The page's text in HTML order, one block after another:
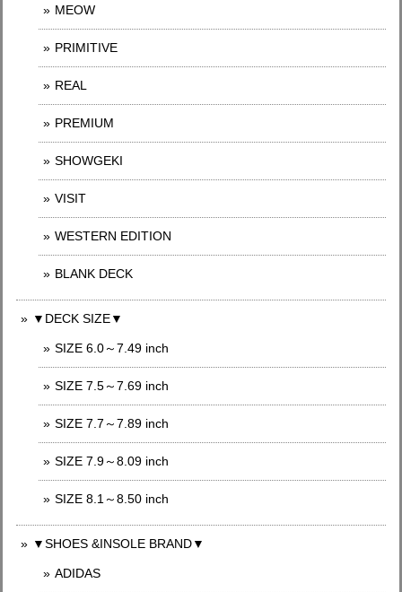
MEOW
PRIMITIVE
REAL
PREMIUM
SHOWGEKI
VISIT
WESTERN EDITION
BLANK DECK
▼DECK SIZE▼
SIZE 6.0～7.49 inch
SIZE 7.5～7.69 inch
SIZE 7.7～7.89 inch
SIZE 7.9～8.09 inch
SIZE 8.1～8.50 inch
▼SHOES &INSOLE BRAND▼
ADIDAS